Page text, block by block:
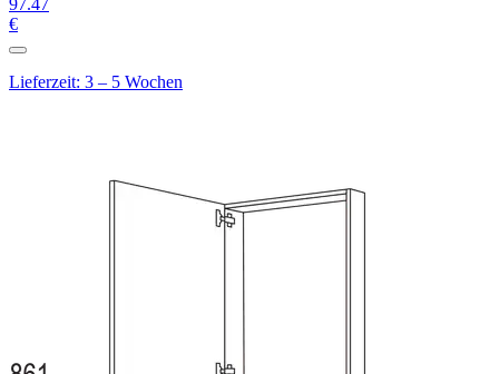
€
Lieferzeit: 3 – 5 Wochen